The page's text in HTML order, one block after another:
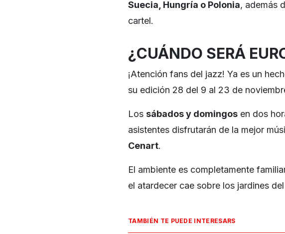
Suecia, Hungría o Polonia, además
cartel.
¿CUÁNDO SERÁ
¡Atención fans del jazz! Ya es un
su edición 28 del 9 al 23 de
Los sábados y domingos en dos
asistentes disfrutarán de la mejor
Cenart.
El ambiente es completamente
el atardecer cae sobre los jardines del
TAMBIÉN TE PUEDE INTERESARS